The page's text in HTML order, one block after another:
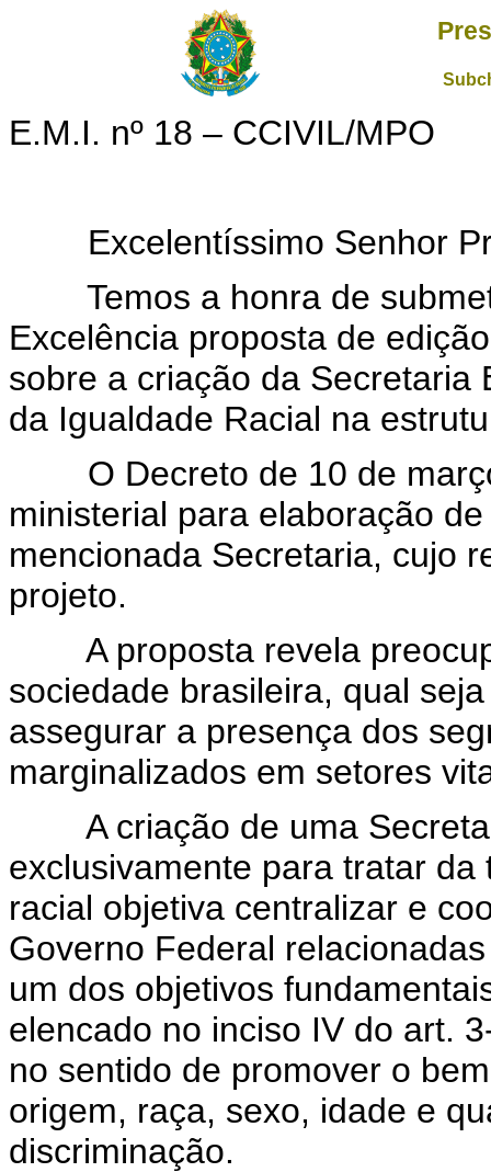
E.M.I. nº 18 – CCIVIL/MPO
Excelentíssimo Senhor
Temos a honra de
Excelência proposta de
sobre a criação da Secretaria
da Igualdade Racial na
O Decreto de 10 de março
ministerial para elaboração
mencionada Secretaria, cujo
projeto.
A proposta revela
sociedade brasileira, qual
assegurar a presença dos
marginalizados em setores
A criação de uma
exclusivamente para tratar
racial objetiva centralizar e
Governo Federal
um dos objetivos
elencado no inciso IV do art.
no sentido de promover o
origem, raça, sexo, idade e
discriminação.